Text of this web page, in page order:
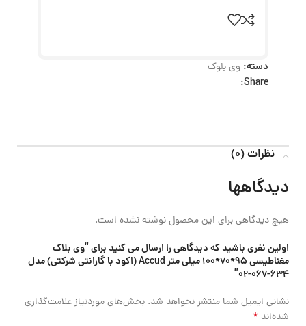
دسته: وی بلوک
Share:
نظرات (0)
دیدگاهها
هیچ دیدگاهی برای این محصول نوشته نشده است.
اولین نفری باشید که دیدگاهی را ارسال می کنید برای “وی بلاک
مغناطیسی 95*70*100 میلی متر Accud (اکود با گارانتی شرکتی) مدل
634-067-02”
نشانی ایمیل شما منتشر نخواهد شد. بخش‌های موردنیاز علامت‌گذاری
شده‌اند *